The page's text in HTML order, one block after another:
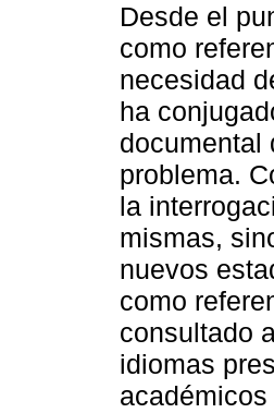
Desde el
como
necesidad
ha
documental
problema.
la
mismas,
nuevos
como
consultado
idiomas